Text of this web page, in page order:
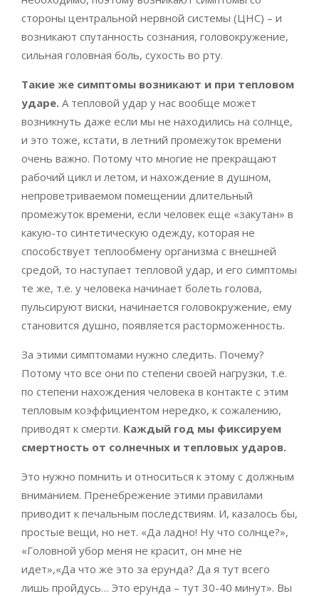
стороны центральной нервной системы (ЦНС) – и
возникают спутанность сознания, головокружение,
сильная головная боль, сухость во рту.
Такие же симптомы возникают и при тепловом
ударе. А тепловой удар у нас вообще может
возникнуть даже если мы не находились на солнце,
и это тоже, кстати, в летний промежуток времени
очень важно. Потому что многие не прекращают
рабочий цикл и летом, и нахождение в душном,
непроветриваемом помещении длительный
промежуток времени, если человек еще «закутан» в
какую-то синтетическую одежду, которая не
способствует теплообмену организма с внешней
средой, то наступает тепловой удар, и его симптомы
те же, т.е. у человека начинает болеть голова,
пульсируют виски, начинается головокружение, ему
становится душно, появляется расторможенность.
За этими симптомами нужно следить. Почему?
Потому что все они по степени своей нагрузки, т.е.
по степени нахождения человека в контакте с этим
тепловым коэффициентом нередко, к сожалению,
приводят к смерти. Каждый год мы фиксируем
смертность от солнечных и тепловых ударов.
Это нужно помнить и относиться к этому с должным
вниманием. Пренебрежение этими правилами
приводит к печальным последствиям. И, казалось бы,
простые вещи, но нет. «Да ладно! Ну что солнце?»,
«Головной убор меня не красит, он мне не
идет»,«Да что же это за ерунда? Да я тут всего
лишь пройдусь… Это ерунда – тут 30-40 минут». Вы